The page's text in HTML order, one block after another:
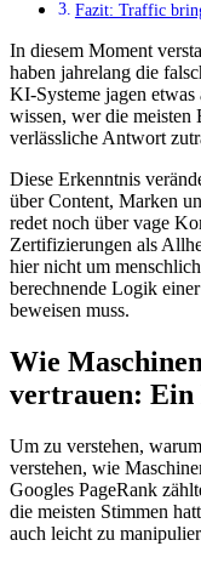
Fazit: Traffic
In diesem Moment
haben jahrelang die
KI-Systeme jagen
wissen, wer die meisten
verlässliche Antwort
Diese Erkenntnis
über Content, Marken
redet noch über vage
Zertifizierungen als
hier nicht um
berechnende Logik
beweisen muss.
Wie
vertrauen: Ein
Um zu verstehen,
verstehen, wie
Googles PageRank
die meisten Stimmen
auch leicht zu